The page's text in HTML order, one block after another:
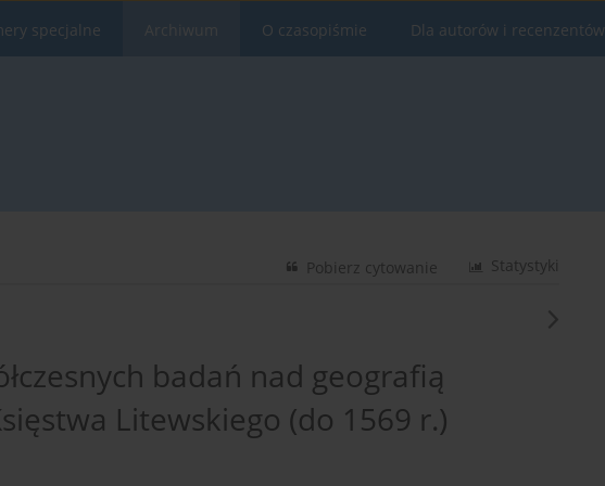
specjalne Archiwum O czasopiśmie Dla autorów i recenzentów
Statystyki
Pobierz cytowanie
badań nad geografią
Litewskiego (do 1569 r.)